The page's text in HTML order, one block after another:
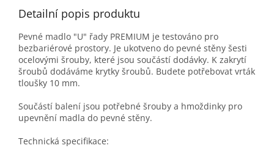
Detailní popis produktu
Pevné madlo "U" řady PREMIUM je testováno pro
bezbariérové prostory. Je ukotveno do pevné stěny šesti
ocelovými šrouby, které jsou součástí dodávky. K zakrytí
šroubů dodáváme krytky šroubů. Budete potřebovat vrták
tloušky 10 mm.
Součástí balení jsou potřebné šrouby a hmoždinky pro
upevnění madla do pevné stěny.
Technická specifikace: